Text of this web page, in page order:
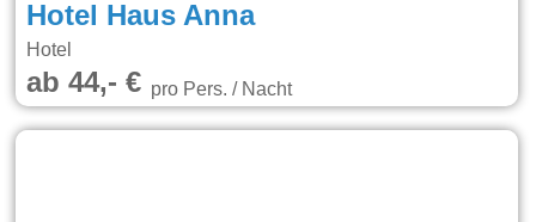
Hotel Haus Anna
Hotel
ab 44,- €pro Pers. / Nacht